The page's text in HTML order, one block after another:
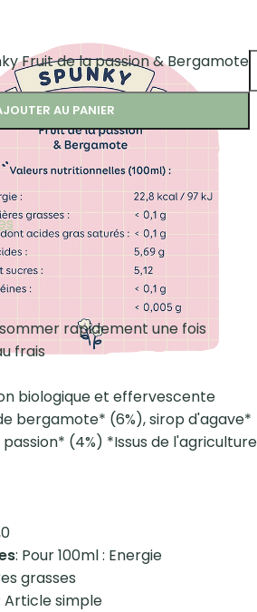
Fruit de la passion & Bergamote
AU PANIER
rapidement une fois
frais
biologique et effervescente
bergamote* (6%), sirop d'agave*
(4%) *Issus de l'agriculture
: Pour 100ml : Energie
grasses
Article simple